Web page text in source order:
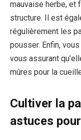
mauvaise herbe, et
structure. Il est
régulièrement les
pousser. Enfin,
vous assurant
mûres pour la
Cultiver la
astuces